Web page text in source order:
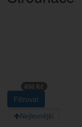
850 Kč
Nejlevnější